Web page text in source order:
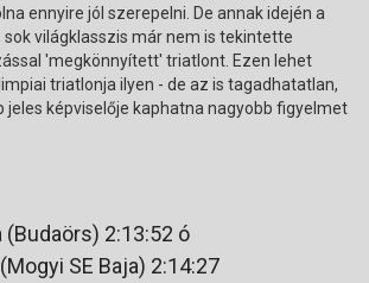
ennyire jól szerepelni. De annak idején a
világklasszis már nem is tekintette
'megkönnyített' triatlont. Ezen lehet
triatlonja ilyen - de az is tagadhatatlan,
jeles képviselője kaphatna nagyobb figyelmet
(Budaörs) 2:13:52 ó
SE Baja) 2:14:27